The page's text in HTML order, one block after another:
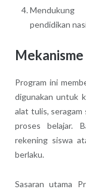
Mendukung
pendidikan
Program ini
digunakan untuk
alat tulis, seragam
proses belajar.
rekening siswa
berlaku.
Sasaran utama